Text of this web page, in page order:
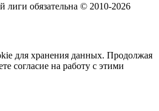
лиги обязательна © 2010-2026
для хранения данных. Продолжая
согласие на работу с этими